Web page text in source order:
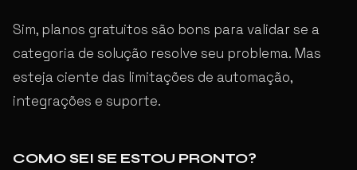
Sim, planos gratuitos são bons para validar se a
categoria de solução resolve seu problema. Mas
esteja ciente das limitações de automação,
integrações e suporte.
COMO SEI SE ESTOU PRONTO?